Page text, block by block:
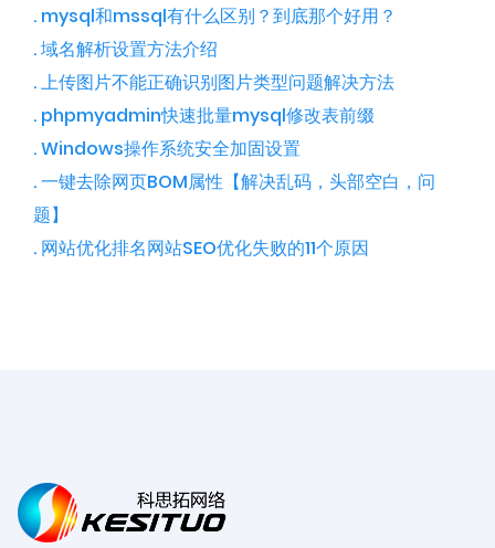
. mysql和mssql有什么区别？到底那个好用？
. 域名解析设置方法介绍
. 上传图片不能正确识别图片类型问题解决方法
. phpmyadmin快速批量mysql修改表前缀
. Windows操作系统安全加固设置
. 一键去除网页BOM属性【解决乱码，头部空白， 问
题】
. 网站优化排名网站SEO优化失败的11个原因